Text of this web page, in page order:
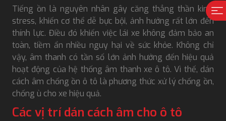
Tiếng ồn là nguyên nhân gây căng thẳng thần kinh,
stress, khiến cơ thể dễ bực bội, ảnh hưởng rất lớn đến
thính lực. Điều đó khiến việc lái xe không đảm bảo an
toàn, tiềm ẩn nhiều nguy hại về sức khỏe. Không chỉ
vậy, âm thanh có tần số lớn ảnh hưởng đến hiệu quả
hoạt động của hệ thống âm thanh xe ô tô. Vì thế, dán
cách âm chống ồn ô tô là phương thức xử lý chống ồn,
chống ù cho xe hiệu quả.
Các vị trí dán cách âm cho ô tô